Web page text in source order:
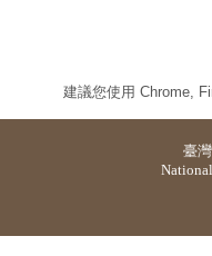
建議您使用 Chrome,
臺